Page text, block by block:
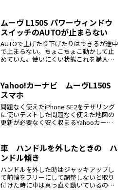
にした漏れている箇所はオルタネーター
付近であるが特定はできな...
ムーヴ L150S パワーウィンドウ
スイッチのAUTOが止まらない
AUTOで上げたり下げたりはできるが途中
で止まらない。ちょこちょこ動かして止
めていた。使いにくい状態これを購入し
Yahoo!カーナビ ムーヴL150S
スマホ
問題なく使えたiPhone SE2をテザリング
に使いテストした問題なく使えた地図の
更新が必要なく安く収まるYahooカーナ
車 ハンドルを外したときの ハ
ンドル傾き
ハンドルを外した時はジャッキアップし
て前輪をフリーにして調整しないと取り
付けた時に車は真っ直ぐ動いているのに